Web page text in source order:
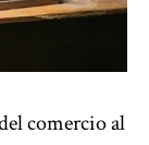
comercio al